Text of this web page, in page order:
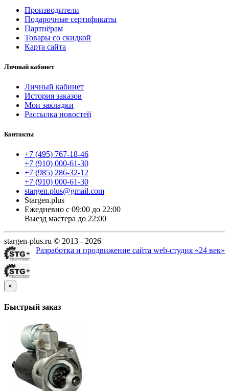
Производители
Подарочные сертификаты
Партнёрам
Товары со скидкой
Карта сайта
Личный кабинет
Личный кабинет
История заказов
Мои закладки
Рассылка новостей
Контакты
+7 (495) 767-18-46
+7 (910) 000-61-30
+7 (985) 286-32-12
+7 (910) 000-61-30
stargen.plus@gmail.com
Stargen.plus
Ежедневно с 09:00 до 22:00
Выезд мастера до 22:00
stargen-plus.ru © 2013 - 2026
Разработка и продвижение сайта web-студия «24 век»
×
Быстрый заказ